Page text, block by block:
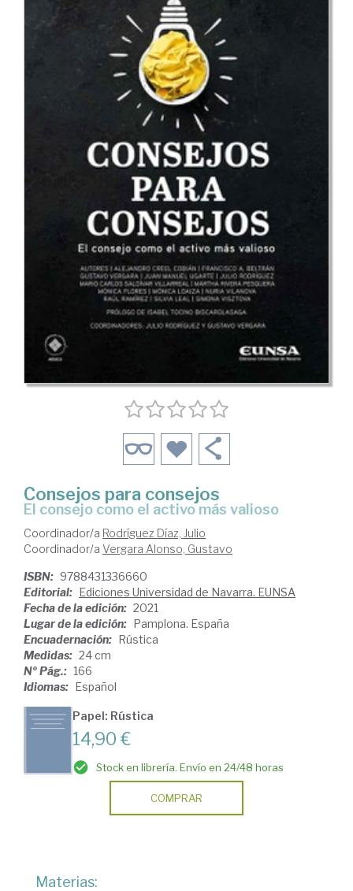
Consejos para consejos
el consejo como el activo más valioso
Coordinador/a Rodríguez Díaz, Julio
Coordinador/a Vergara Alonso, Gustavo
ISBN: 9788431336660
Editorial: Ediciones Universidad de Navarra. EUNSA
Fecha de la edición: 2021
Lugar de la edición: Pamplona. España
Encuadernación: Rústica
Medidas: 24 cm
Nº Pág.: 166
Idiomas: Español
Papel: Rústica
14,90 €
Stock en librería. Envío en 24/48 horas
COMPRAR
Materias: